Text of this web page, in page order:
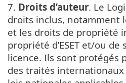
7. Droits d’auteur. Le
droits inclus, notamment
et les droits de propriété
propriété d’ESET et/ou de
licence. Ils sont protégés
des traités